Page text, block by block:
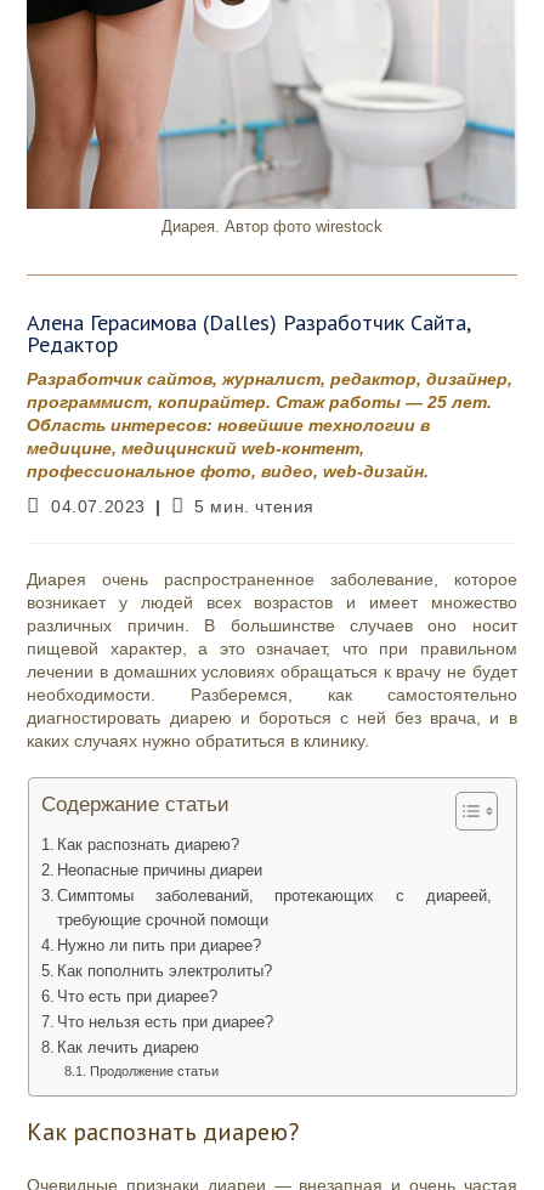
Диарея. Автор фото wirestock
Алена Герасимова (Dalles) Разработчик Сайта,
Редактор
Разработчик сайтов, журналист, редактор, дизайнер,
программист, копирайтер. Стаж работы — 25 лет.
Область интересов: новейшие технологии в
медицине, медицинский web-контент,
профессиональное фото, видео, web-дизайн.
Запись
04.07.2023
Время
5 мин. чтения
Диарея очень распространенное заболевание, которое
возникает у людей всех возрастов и имеет множество
различных причин. В большинстве случаев оно носит
пищевой характер, а это означает, что при правильном
лечении в домашних условиях обращаться к врачу не будет
необходимости. Разберемся, как самостоятельно
диагностировать диарею и бороться с ней без врача, и в
каких случаях нужно обратиться в клинику.
Содержание статьи
Как распознать диарею?
Неопасные причины диареи
Симптомы заболеваний, протекающих с диареей,
требующие срочной помощи
Нужно ли пить при диарее?
Как пополнить электролиты?
Что есть при диарее?
Что нельзя есть при диарее?
Как лечить диарею
Продолжение статьи
Как распознать диарею?
Очевидные признаки диареи — внезапная и очень частая